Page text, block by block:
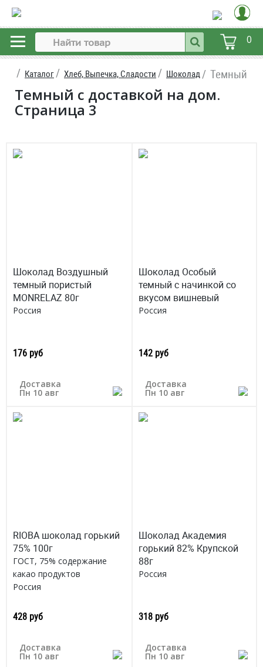
0
Каталог Хлеб, Выпечка, Сладости Шоколад Темный
Темный с доставкой на дом.
Страница 3
Шоколад Воздушный
темный пористый
MONRELAZ 80г
Россия
176 руб
Доставка
Пн 10 авг
Шоколад Особый
темный с начинкой со
вкусом вишневый
Россия
142 руб
Доставка
Пн 10 авг
RIOBA шоколад горький
75% 100г
ГОСТ, 75% содержание
какао продуктов
Россия
428 руб
Доставка
Пн 10 авг
Шоколад Академия
горький 82% Крупской
88г
Россия
318 руб
Доставка
Пн 10 авг